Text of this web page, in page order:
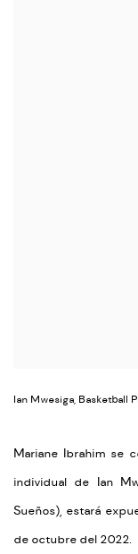
Ian Mwesiga, Basketball
Mariane Ibrahim se
individual de Ian
Sueños), estará
de octubre del 2022.